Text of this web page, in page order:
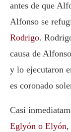
antes de que
Alfonso se
Rodrigo.
causa de
y lo ejecutaron
es coronado
Casi
Eglyón o Elyón,